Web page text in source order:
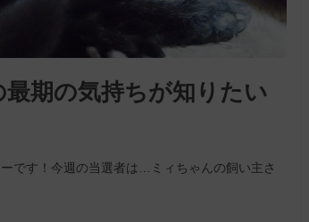
期の気持ちが知りたい
です！今週の当選者は…ミィちゃんの飼い主さ